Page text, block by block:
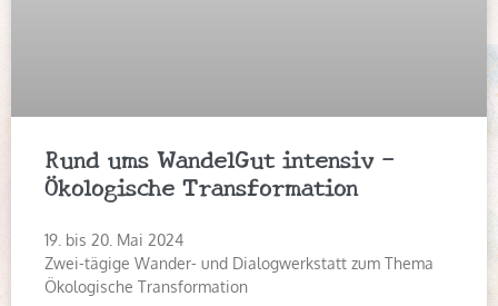
Rund ums WandelGut intensiv –
Ökologische Transformation
19. bis 20. Mai 2024
Zwei-tägige Wander- und Dialogwerkstatt zum Thema
Ökologische Transformation